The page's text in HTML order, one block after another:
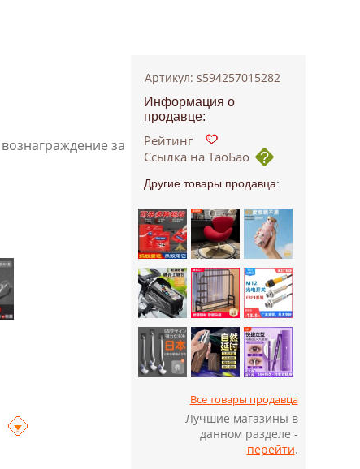
за
Артикул: s594257015282
Информация о
продавце:
Рейтинг
Ссылка на ТаоБао
Другие товары продавца:
Все товары продавца
Лучшие магазины в
данном разделе -
перейти.